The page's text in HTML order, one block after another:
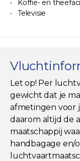
Koffie- en
Televisie
Let op! Per
gewicht dat je
afmetingen voor
daarom altijd de
maatschappij
handbagage en/